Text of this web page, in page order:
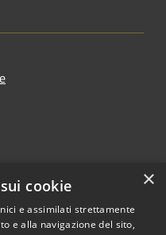
×
cookie
e assimilati strettamente
e alla navigazione del sito,